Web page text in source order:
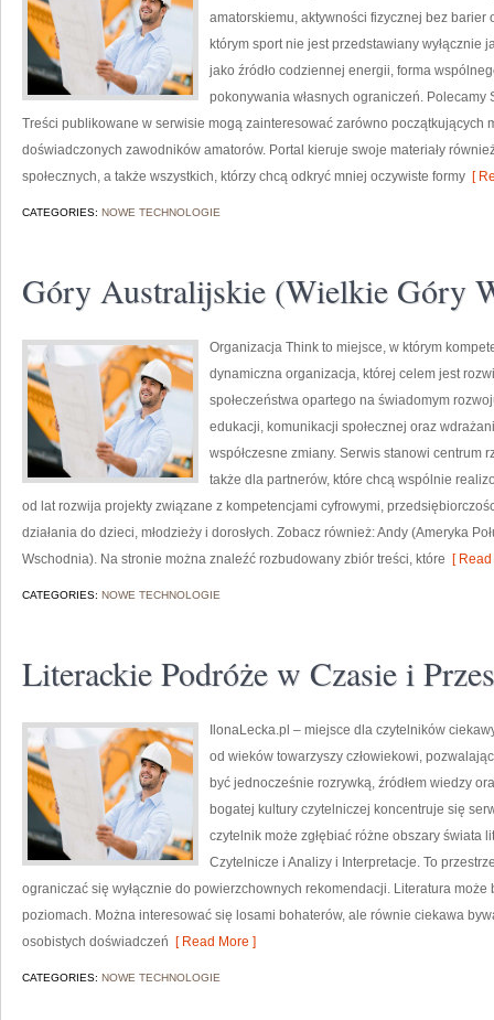
amatorskiemu, aktywności fizycznej bez barier
którym sport nie jest przedstawiany wyłącznie
jako źródło codziennej energii, forma
pokonywania własnych ograniczeń.
Treści publikowane w serwisie mogą zainteresować zarówno początkujących
doświadczonych zawodników amatorów. Portal kieruje swoje materiały
społecznych, a także wszystkich, którzy chcą odkryć mniej oczywiste formy [
CATEGORIES: NOWE TECHNOLOGIE
Góry Australijskie (Wielkie Góry
Organizacja Think to miejsce, w którym
dynamiczna organizacja, której celem jest
społeczeństwa opartego na świadomym
edukacji, komunikacji społecznej oraz
współczesne zmiany. Serwis stanowi centrum
także dla partnerów, które chcą wspólnie
od lat rozwija projekty związane z kompetencjami cyfrowymi,
działania do dzieci, młodzieży i dorosłych. Zobacz również: Andy (Ameryka
Wschodnia). Na stronie można znaleźć rozbudowany zbiór treści, które [
CATEGORIES: NOWE TECHNOLOGIE
Literackie Podróże w Czasie i
IlonaLecka.pl – miejsce dla czytelników
od wieków towarzyszy człowiekowi,
być jednocześnie rozrywką, źródłem wiedzy
bogatej kultury czytelniczej koncentruje się
czytelnik może zgłębiać różne obszary świata
Czytelnicze i Analizy i Interpretacje. To
ograniczać się wyłącznie do powierzchownych rekomendacji. Literatura
poziomach. Można interesować się losami bohaterów, ale równie ciekawa
osobistych doświadczeń [ Read More ]
CATEGORIES: NOWE TECHNOLOGIE